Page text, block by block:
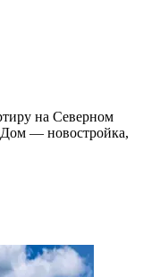
на Северном
— новостройка,